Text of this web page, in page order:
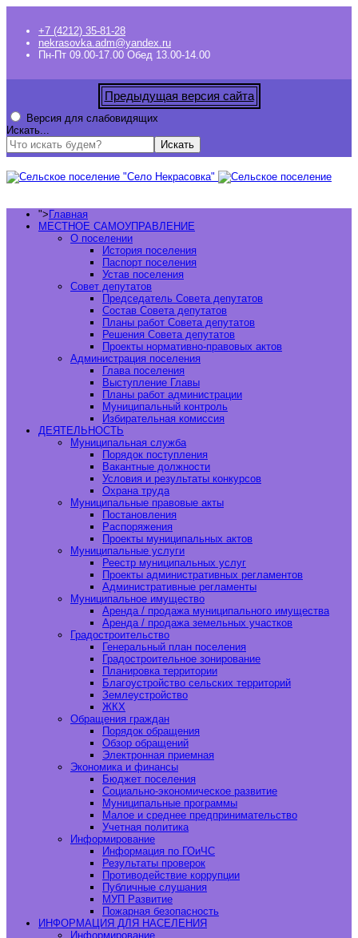
+7 (4212) 35-81-28
nekrasovka.adm@yandex.ru
Пн-Пт 09.00-17.00 Обед 13.00-14.00
Предыдущая версия сайта
Версия для слабовидящих
Искать...
Искать
">Главная
МЕСТНОЕ САМОУПРАВЛЕНИЕ
О поселении
История поселения
Паспорт поселения
Устав поселения
Совет депутатов
Председатель Совета депутатов
Состав Совета депутатов
Планы работ Совета депутатов
Решения Совета депутатов
Проекты нормативно-правовых актов
Администрация поселения
Глава поселения
Выступление Главы
Планы работ администрации
Муниципальный контроль
Избирательная комиссия
ДЕЯТЕЛЬНОСТЬ
Муниципальная служба
Порядок поступления
Вакантные должности
Условия и результаты конкурсов
Охрана труда
Муниципальные правовые акты
Постановления
Распоряжения
Проекты муниципальных актов
Муниципальные услуги
Реестр муниципальных услуг
Проекты административных регламентов
Административные регламенты
Муниципальное имущество
Аренда / продажа муниципального имущества
Аренда / продажа земельных участков
Градостроительство
Генеральный план поселения
Градостроительное зонирование
Планировка территории
Благоустройство сельских территорий
Землеустройство
ЖКХ
Обращения граждан
Порядок обращения
Обзор обращений
Электронная приемная
Экономика и финансы
Бюджет поселения
Социально-экономическое развитие
Муниципальные программы
Малое и среднее предпринимательство
Учетная политика
Информирование
Информация по ГОиЧС
Результаты проверок
Противодействие коррупции
Публичные слушания
МУП Развитие
Пожарная безопасность
ИНФОРМАЦИЯ ДЛЯ НАСЕЛЕНИЯ
Информирование